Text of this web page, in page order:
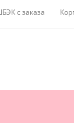
с заказа